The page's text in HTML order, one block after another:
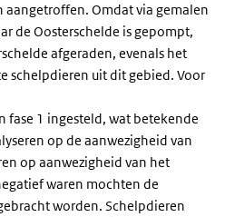
Omdat via gemalen
de Oosterschelde is gepompt,
afgeraden, evenals het
schelpdieren uit dit gebied. Voor
fase 1 ingesteld, wat betekende
op de aanwezigheid van
op aanwezigheid van het
waren mochten de
worden. Schelpdieren